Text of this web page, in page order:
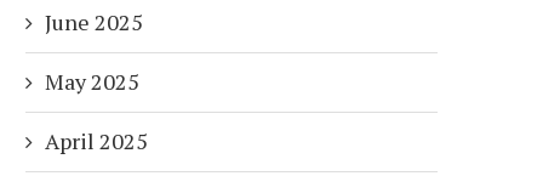
June 2025
May 2025
April 2025